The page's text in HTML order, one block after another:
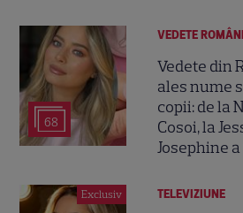
68
VEDETE
Vedete din
ales nume
copii: de la
Cosoi, la
Josephine
Exclusiv TELEVIZIUNE